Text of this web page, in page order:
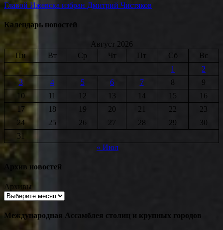
Главой Ижевска избран Дмитрий Чистяков
Календарь новостей
Август 2026
Пн
Вт Ср Чт Пт Сб
Вс
1
2
3
4 5 6 7 8
9
10
11 12 13 14 15
16
17
18 19 20 21 22
23
24
25 26 27 28 29
30
31
« Июл
Архив новостей
Архивы
Международная Ассамблея столиц и крупных городов